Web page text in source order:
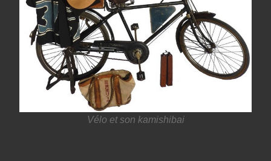
Vélo et son kamishibai